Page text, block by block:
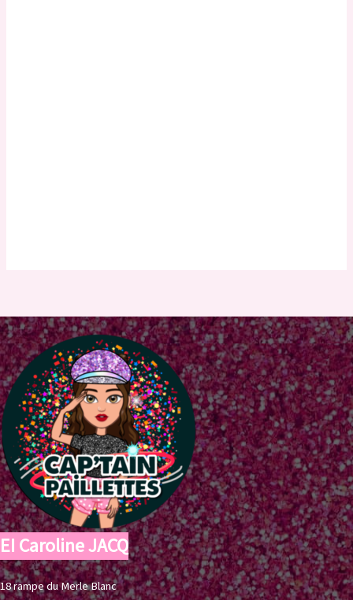
EI Caroline JACQ
18 rampe du Merle Blanc